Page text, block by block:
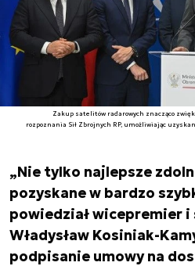
Zakup satelitów radarowych znacząco
rozpoznania Sił Zbrojnych RP, umożliwiając
„Nie tylko najlepsze
pozyskane w bardzo
powiedział wicepremier i
Władysław Kosiniak-
podpisanie umowy na